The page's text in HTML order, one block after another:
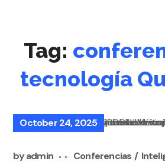
Tag:
tecnología
October 24, 2025
byadmin Conferencias